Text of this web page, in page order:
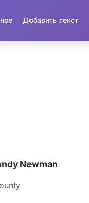
Добавить текст
Newman